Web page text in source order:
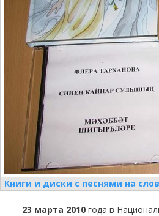
Книги и диски с песнями на
23 марта 2010 года в